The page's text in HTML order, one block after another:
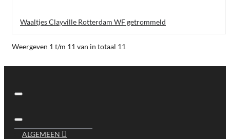
Waaltjes Clayville Rotterdam WF getrommeld
Weergeven 1 t/m 11 van in totaal 11
ALGEMEEN